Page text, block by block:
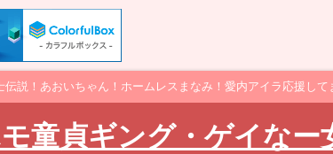
説！あおいちゃん！ホームレスまなみ！愛内アイラ応援して
童貞ギング・ゲイなー